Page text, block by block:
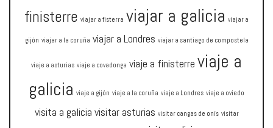
finisterre viajar a fisterra viajar a galicia viajar a
gijón viajar a la coruña viajar a Londres viajar a santiago de compostela
viaje a asturias viaje a covadonga viaje a finisterre viaje a
galicia viaje a gijón viaje a la coruña viaje a Londres viaje a oviedo
visita a galicia visitar asturias visitar cangas de onís visitar